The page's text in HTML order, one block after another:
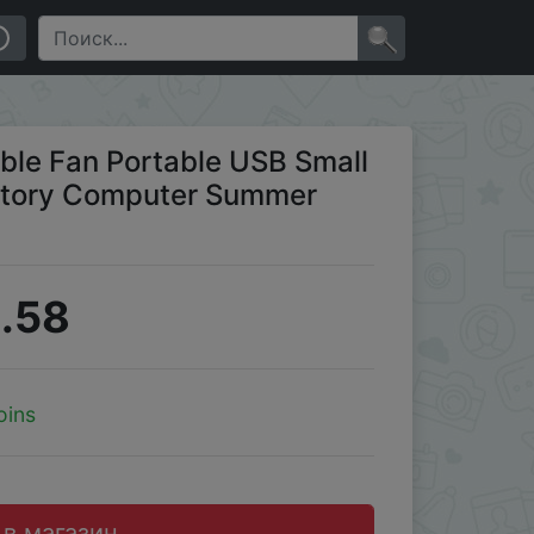
Home Desk Office
Fan Portable USB Small
Computer Summer